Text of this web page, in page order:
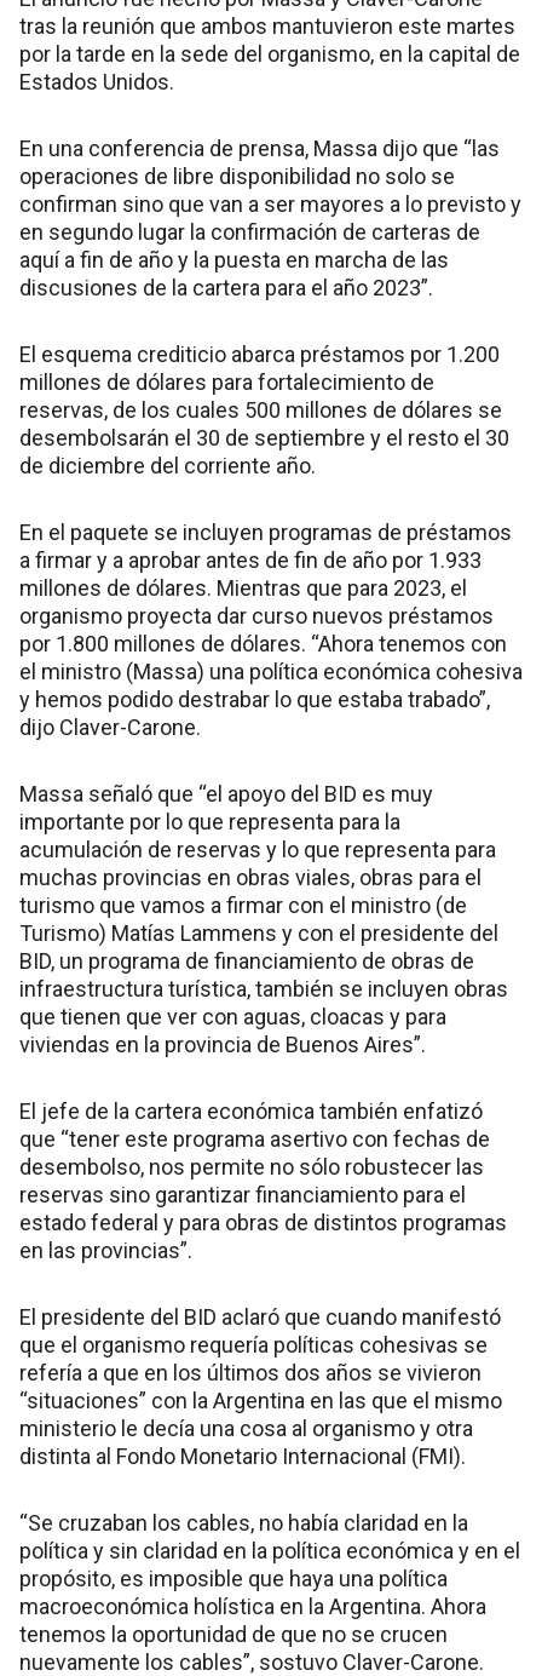
tras la reunión que ambos mantuvieron este martes
por la tarde en la sede del organismo, en la capital de
Estados Unidos.
En una conferencia de prensa, Massa dijo que “las
operaciones de libre disponibilidad no solo se
confirman sino que van a ser mayores a lo previsto y
en segundo lugar la confirmación de carteras de
aquí a fin de año y la puesta en marcha de las
discusiones de la cartera para el año 2023”.
El esquema crediticio abarca préstamos por 1.200
millones de dólares para fortalecimiento de
reservas, de los cuales 500 millones de dólares se
desembolsarán el 30 de septiembre y el resto el 30
de diciembre del corriente año.
En el paquete se incluyen programas de préstamos
a firmar y a aprobar antes de fin de año por 1.933
millones de dólares. Mientras que para 2023, el
organismo proyecta dar curso nuevos préstamos
por 1.800 millones de dólares. “Ahora tenemos con
el ministro (Massa) una política económica cohesiva
y hemos podido destrabar lo que estaba trabado”,
dijo Claver-Carone.
Massa señaló que “el apoyo del BID es muy
importante por lo que representa para la
acumulación de reservas y lo que representa para
muchas provincias en obras viales, obras para el
turismo que vamos a firmar con el ministro (de
Turismo) Matías Lammens y con el presidente del
BID, un programa de financiamiento de obras de
infraestructura turística, también se incluyen obras
que tienen que ver con aguas, cloacas y para
viviendas en la provincia de Buenos Aires”.
El jefe de la cartera económica también enfatizó
que “tener este programa asertivo con fechas de
desembolso, nos permite no sólo robustecer las
reservas sino garantizar financiamiento para el
estado federal y para obras de distintos programas
en las provincias”.
El presidente del BID aclaró que cuando manifestó
que el organismo requería políticas cohesivas se
refería a que en los últimos dos años se vivieron
“situaciones” con la Argentina en las que el mismo
ministerio le decía una cosa al organismo y otra
distinta al Fondo Monetario Internacional (FMI).
“Se cruzaban los cables, no había claridad en la
política y sin claridad en la política económica y en el
propósito, es imposible que haya una política
macroeconómica holística en la Argentina. Ahora
tenemos la oportunidad de que no se crucen
nuevamente los cables”, sostuvo Claver-Carone.